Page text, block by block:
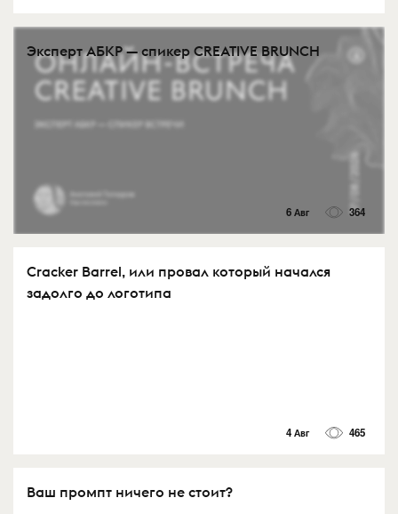
Эксперт АБКР — спикер CREATIVE BRUNCH
6 Авг 364
Cracker Barrel, или провал который начался
задолго до логотипа
4 Авг 465
Ваш промпт ничего не стоит?